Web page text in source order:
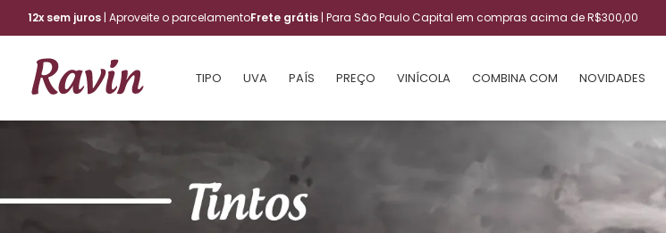
12x sem juros | Aproveite o parcelamentoFrete grátis | Para São Paulo Capital em compras acima de R$300,00
TIPO UVA PAÍS PREÇO VINÍCOLA COMBINA COM NOVIDADES